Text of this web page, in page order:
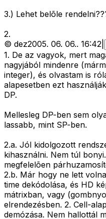
3.) Lehet belõle
2.
© dez2005. 06. 06.. 16:42
1. De az vagyok, mert
nagyjából mindenre
integer), és olvastam is
alapesetben ezt
DP.
Mellesleg DP-ben sem
lassabb, mint SP-ben.
2.a. Jól kidolgozott
kihasználni. Nem túl
megfelelõen
2.b. Már hogy ne lett
time dekódolása, és HD
mátrixban, vagy
elrendezésben. 2. Cell-
demózása. Nem hallottál